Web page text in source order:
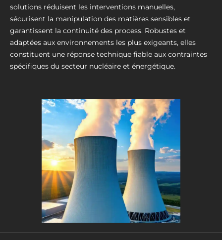
solutions réduisent les interventions manuelles,
sécurisent la manipulation des matières sensibles et
garantissent la continuité des process. Robustes et
adaptées aux environnements les plus exigeants, elles
constituent une réponse technique fiable aux contraintes
spécifiques du secteur nucléaire et énergétique.